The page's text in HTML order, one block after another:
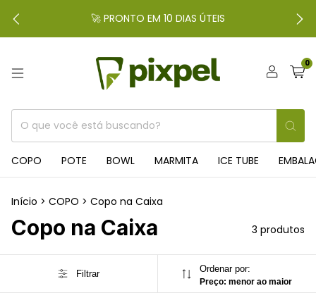
🚀 PRONTO EM 10 DIAS ÚTEIS
0
COPO POTE BOWL MARMITA ICE TUBE
Início > COPO > Copo na Caixa
Copo na Caixa 3 produtos
Filtrar Ordenar por:
Preço: menor ao maior